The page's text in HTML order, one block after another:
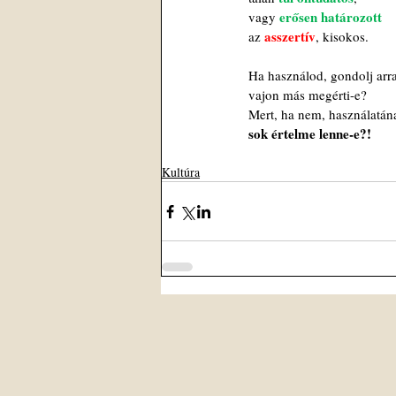
vagy erősen határozott
az asszertív, kisokos.
Ha használod, gondolj
vajon más megérti-e?
Mert, ha nem,
sok értelme lenne-e?!
Kultúra